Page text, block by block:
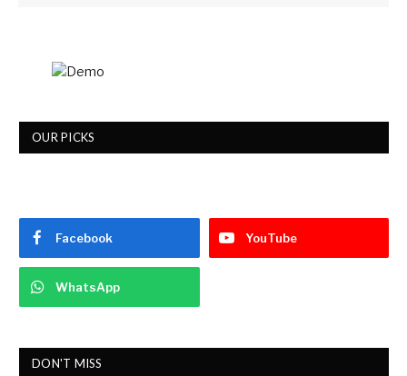
OUR PICKS
Facebook YouTube
WhatsApp
DON'T MISS